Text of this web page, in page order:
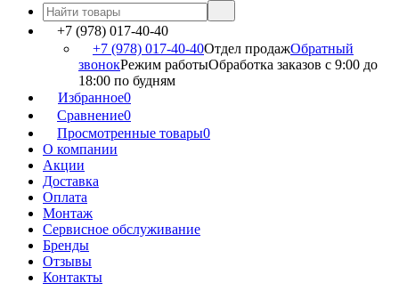
+7 (978) 017-40-40
+7 (978) 017-40-40Отдел продажОбратный
звонокРежим работыОбработка заказов с 9:00 до
18:00 по будням
Избранное0
Сравнение0
Просмотренные товары0
О компании
Акции
Доставка
Оплата
Монтаж
Сервисное обслуживание
Бренды
Отзывы
Контакты